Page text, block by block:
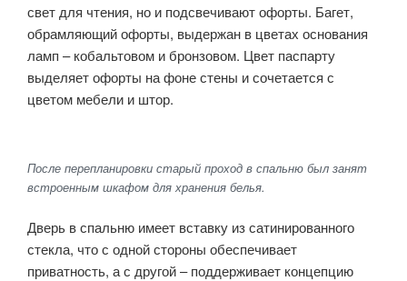
свет для чтения, но и подсвечивают офорты. Багет,
обрамляющий офорты, выдержан в цветах основания
ламп – кобальтовом и бронзовом. Цвет паспарту
выделяет офорты на фоне стены и сочетается с
цветом мебели и штор.
После перепланировки старый проход в спальню был занят
встроенным шкафом для хранения белья.
Дверь в спальню имеет вставку из сатинированного
стекла, что с одной стороны обеспечивает
приватность, а с другой – поддерживает концепцию